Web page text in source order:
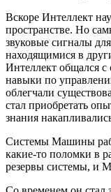
Вскоре Интеллект
пространстве. Но
звуковые сигналы
находящимися в
Интеллект общался
навыки по
облегчали
стал приобретать
знания
Системы Машины
какие-то поломки в
резервы системы, и